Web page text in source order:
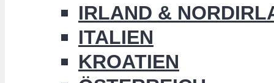
IRLAND &
ITALIEN
KROATIEN